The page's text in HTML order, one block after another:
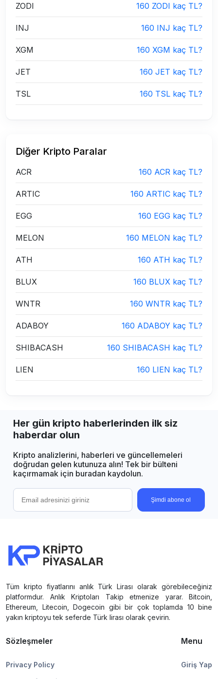
ZODI 160 ZODI kaç TL?
INJ 160 INJ kaç TL?
XGM 160 XGM kaç TL?
JET 160 JET kaç TL?
TSL 160 TSL kaç TL?
Diğer Kripto Paralar
ACR 160 ACR kaç TL?
ARTIC 160 ARTIC kaç TL?
EGG 160 EGG kaç TL?
MELON 160 MELON kaç TL?
ATH 160 ATH kaç TL?
BLUX 160 BLUX kaç TL?
WNTR 160 WNTR kaç TL?
ADABOY 160 ADABOY kaç TL?
SHIBACASH 160 SHIBACASH kaç TL?
LIEN 160 LIEN kaç TL?
Her gün kripto haberlerinden ilk siz
haberdar olun
Kripto analizlerini, haberleri ve güncellemeleri
doğrudan gelen kutunuza alın! Tek bir bülteni
kaçırmamak için buradan kaydolun.
Şimdi abone ol
Tüm kripto fiyatlarını anlık Türk Lirası olarak görebileceğiniz
platformdur. Anlık Kriptoları Takip etmenize yarar. Bitcoin,
Ethereum, Litecoin, Dogecoin gibi bir çok toplamda 10 bine
yakın kriptoyu tek seferde Türk lirası olarak çevirin.
Sözleşmeler
Privacy Policy
Menu
Giriş Yap